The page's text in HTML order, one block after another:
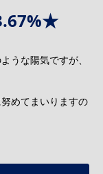
うな陽気ですが、
めてまいりますの